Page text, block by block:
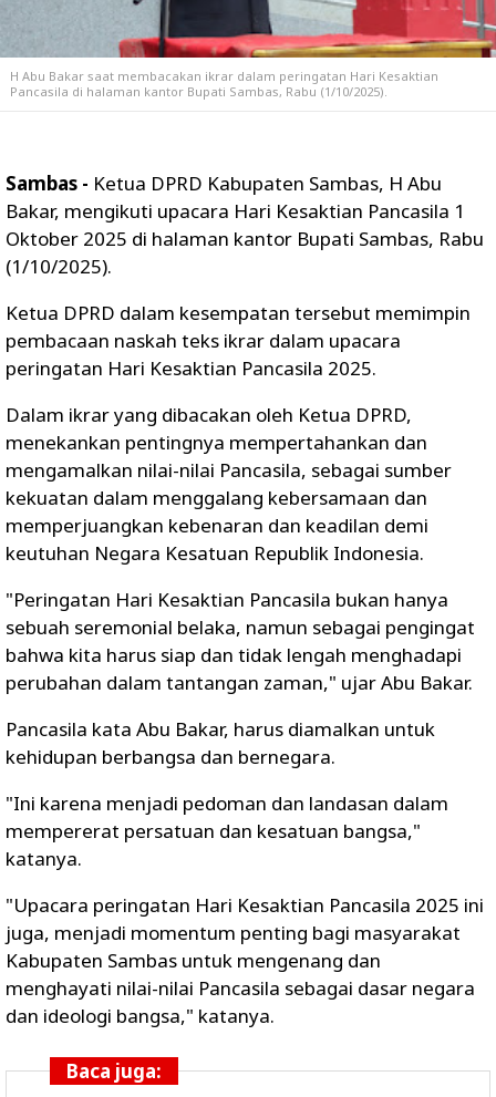
H Abu Bakar saat membacakan ikrar dalam peringatan Hari Kesaktian
Pancasila di halaman kantor Bupati Sambas, Rabu (1/10/2025).
Sambas - Ketua DPRD Kabupaten Sambas, H Abu
Bakar, mengikuti upacara Hari Kesaktian Pancasila 1
Oktober 2025 di halaman kantor Bupati Sambas, Rabu
(1/10/2025).
Ketua DPRD dalam kesempatan tersebut memimpin
pembacaan naskah teks ikrar dalam upacara
peringatan Hari Kesaktian Pancasila 2025.
Dalam ikrar yang dibacakan oleh Ketua DPRD,
menekankan pentingnya mempertahankan dan
mengamalkan nilai-nilai Pancasila, sebagai sumber
kekuatan dalam menggalang kebersamaan dan
memperjuangkan kebenaran dan keadilan demi
keutuhan Negara Kesatuan Republik Indonesia.
"Peringatan Hari Kesaktian Pancasila bukan hanya
sebuah seremonial belaka, namun sebagai pengingat
bahwa kita harus siap dan tidak lengah menghadapi
perubahan dalam tantangan zaman," ujar Abu Bakar.
Pancasila kata Abu Bakar, harus diamalkan untuk
kehidupan berbangsa dan bernegara.
"Ini karena menjadi pedoman dan landasan dalam
mempererat persatuan dan kesatuan bangsa,"
katanya.
"Upacara peringatan Hari Kesaktian Pancasila 2025 ini
juga, menjadi momentum penting bagi masyarakat
Kabupaten Sambas untuk mengenang dan
menghayati nilai-nilai Pancasila sebagai dasar negara
dan ideologi bangsa," katanya.
Baca juga: